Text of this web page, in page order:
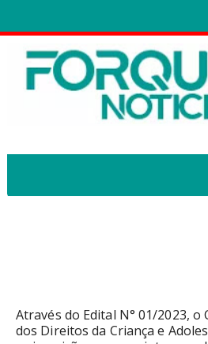
Através do Edital N° 01/2023,
dos Direitos da Criança e